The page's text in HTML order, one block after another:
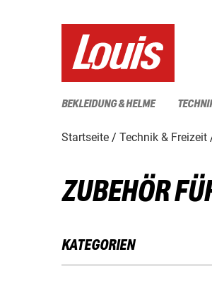
BEKLEIDUNG & HELME
Startseite Technik & Freizeit
ZUBEHÖR
KATEGORIEN